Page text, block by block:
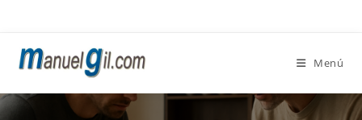
contenido
Menú